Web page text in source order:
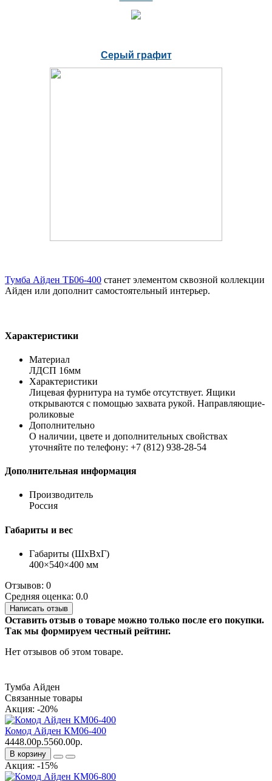
Серый графит
Тумба Айден ТБ06-400 станет элементом сквозной коллекции
Айден или дополнит самостоятельный интерьер.
Характеристики
Материал
ЛДСП 16мм
Характеристики
Лицевая фурнитура на тумбе отсутствует. Ящики
открываются с помощью захвата рукой. Направляющие-
роликовые
Дополнительно
О наличии, цвете и дополнительных свойствах
уточняйте по телефону: +7 (812) 938-28-54
Дополнительная информация
Производитель
Россия
Габариты и вес
Габариты (ШхВхГ)
400×540×400 мм
Отзывов: 0
Средняя оценка: 0.0
Написать отзыв
Оставить отзыв о товаре можно только после его покупки.
Так мы формируем честный рейтинг.
Нет отзывов об этом товаре.
Тумба Айден
Связанные товары
Акция: -20%
Комод Айден КМ06-400
4448.00р.5560.00р.
В корзину
Акция: -15%